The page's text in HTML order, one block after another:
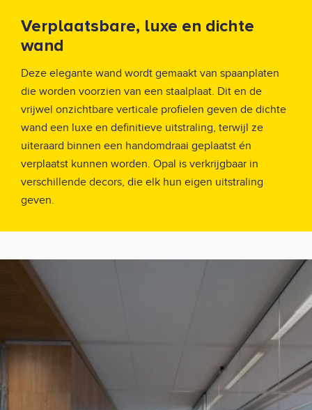
Verplaatsbare, luxe en dichte
wand
Deze elegante wand wordt gemaakt van spaanplaten
die worden voorzien van een staalplaat. Dit en de
vrijwel onzichtbare verticale profielen geven de dichte
wand een luxe en definitieve uitstraling, terwijl ze
uiteraard binnen een handomdraai geplaatst én
verplaatst kunnen worden. Opal is verkrijgbaar in
verschillende decors, die elk hun eigen uitstraling
geven.